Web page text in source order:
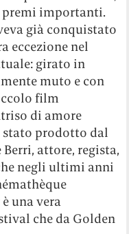
premi importanti.
già conquistato
eccezione nel
girato in
muto e con
film
di amore
stato prodotto dal
attore, regista,
negli ultimi anni
è una vera
che da Golden